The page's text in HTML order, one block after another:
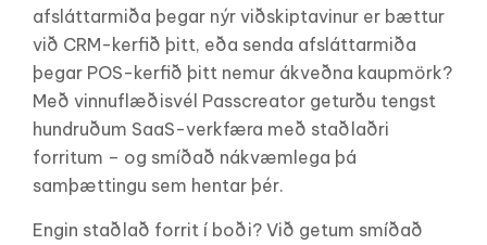
afsláttarmiða þegar nýr viðskiptavinur er bættur
við CRM-kerfið þitt, eða senda afsláttarmiða
þegar POS-kerfið þitt nemur ákveðna kaupmörk?
Með vinnuflæðisvél Passcreator geturðu tengst
hundruðum SaaS-verkfæra með staðlaðri
forritum – og smíðað nákvæmlega þá
samþættingu sem hentar þér.
Engin staðlað forrit í boði? Við getum smíðað